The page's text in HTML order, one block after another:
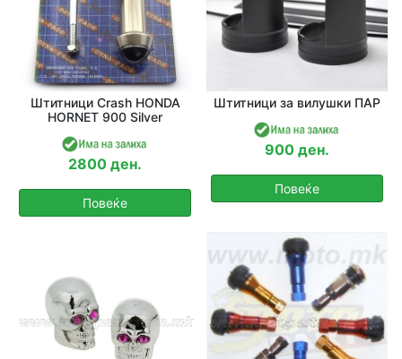
Штитници Crash HONDA
HORNET 900 Silver
2800 ден.
Повеќе
Штитници за вилушки ПАР
900 ден.
Повеќе